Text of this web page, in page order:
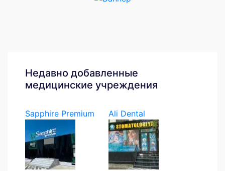
Недавно добавленные
медицинские учреждения
Sapphire Premium Ali Dental